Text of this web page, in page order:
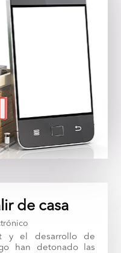
de casa
y el desarrollo de
han detonado las